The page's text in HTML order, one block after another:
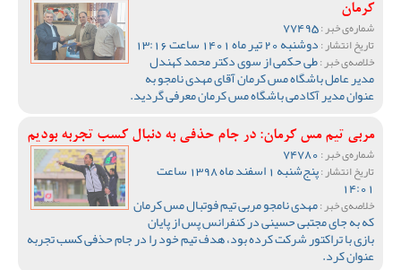
کرمان
شماره‌ی خبر :
تاریخ انتشار :دوشنبه 20 تیر ماه 1401 ساعت 13:16
خلاصه‌ی خبر :طی حکمی از سوی دکتر محمد کهندل
مدیر عامل باشگاه مس کرمان آقای مهدی نامجو به
عنوان مدیر آکادمی باشگاه مس کرمان معرفی گردید.
مربی تیم مس کرمان: در جام حذفی به دنبال کسب تجربه بودیم
شماره‌ی خبر :
تاریخ انتشار : پنج‌شنبه 1 اسفند ماه 1398 ساعت
14:01
خلاصه‌ی خبر :مهدی نامجو مربی تیم فوتبال مس کرمان
که به جای مجتبی حسینی در کنفرانس پس از پایان
بازی با تراکتور شرکت کرده بود، هدف تیم خود را در جام حذفی کسب تجربه
عنوان کرد.